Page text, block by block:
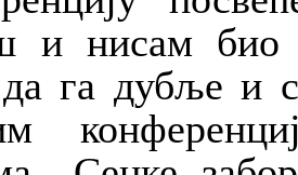
и нисам био
га дубље и